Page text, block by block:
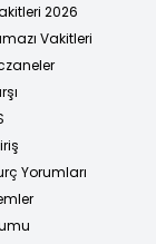
2026
Vakitleri
Yorumları